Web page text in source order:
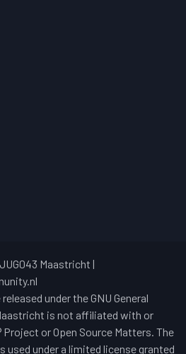
Maastricht |
under the GNU General
is not affiliated with or
or Open Source Matters. The
used under a limited license granted